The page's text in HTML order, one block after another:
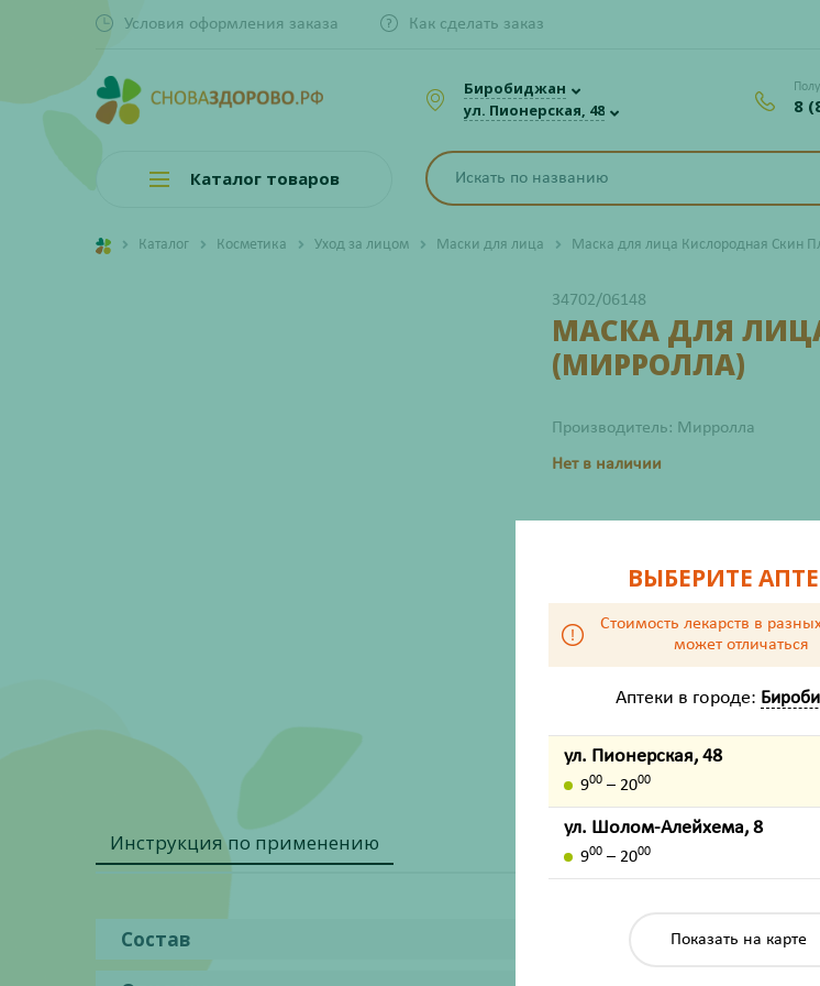
Условия оформления заказа Как сделать заказ
Биробиджан
ул. Пионерская, 48
8
Каталог товаров
Каталог Косметика Уход за лицом Маски для лица Маска для лица Кислородная Скин
34702/06148
МАСКА ДЛЯ
(МИРРОЛЛА)
Производитель: Мирролла
Нет в наличии
ХАРАКТЕРИСТИКИ
Производитель
Жизненно важный
Инструкция по применению
Состав
ВЫБЕРИТЕ
Стоимость лекарств в
может отличаться
Аптеки в городе:
ул. Пионерская, 48
900 – 2000
ул. Шолом-Алейхема, 8
900 – 2000
Показать на карте